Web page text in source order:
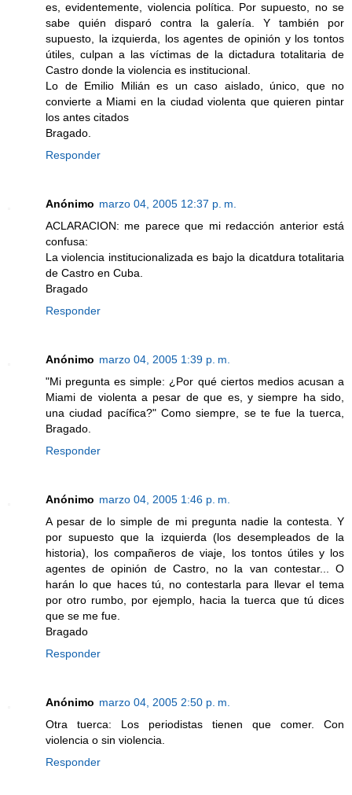
es, evidentemente, violencia política. Por supuesto, no se
sabe quién disparó contra la galería. Y también por
supuesto, la izquierda, los agentes de opinión y los tontos
útiles, culpan a las víctimas de la dictadura totalitaria de
Castro donde la violencia es institucional.
Lo de Emilio Milián es un caso aislado, único, que no
convierte a Miami en la ciudad violenta que quieren pintar
los antes citados
Bragado.
Responder
Anónimo marzo 04, 2005 12:37 p. m.
ACLARACION: me parece que mi redacción anterior está
confusa:
La violencia institucionalizada es bajo la dicatdura totalitaria
de Castro en Cuba.
Bragado
Responder
Anónimo marzo 04, 2005 1:39 p. m.
"Mi pregunta es simple: ¿Por qué ciertos medios acusan a
Miami de violenta a pesar de que es, y siempre ha sido,
una ciudad pacífica?" Como siempre, se te fue la tuerca,
Bragado.
Responder
Anónimo marzo 04, 2005 1:46 p. m.
A pesar de lo simple de mi pregunta nadie la contesta. Y
por supuesto que la izquierda (los desempleados de la
historia), los compañeros de viaje, los tontos útiles y los
agentes de opinión de Castro, no la van contestar... O
harán lo que haces tú, no contestarla para llevar el tema
por otro rumbo, por ejemplo, hacia la tuerca que tú dices
que se me fue.
Bragado
Responder
Anónimo marzo 04, 2005 2:50 p. m.
Otra tuerca: Los periodistas tienen que comer. Con
violencia o sin violencia.
Responder